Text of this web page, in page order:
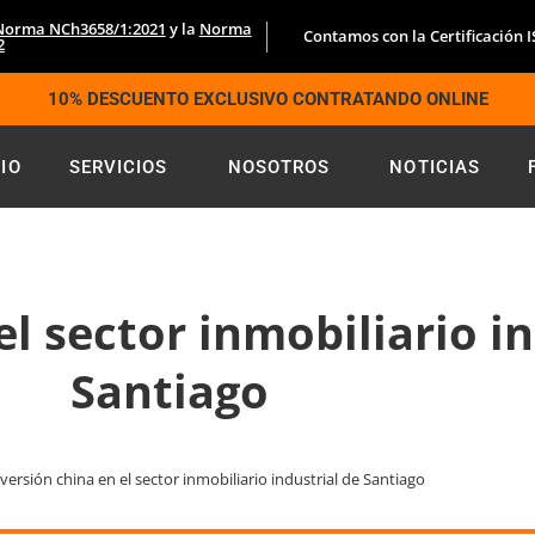
NCh3658/1:2021 y la Norma Contamos con la Certificación
10% DESCUENTO EXCLUSIVO CONTRATANDO ONLINE
SERVICIOS NOSOTROS NOTICIAS
sector inmobiliario
Santiago
china en el sector inmobiliario industrial de Santiago